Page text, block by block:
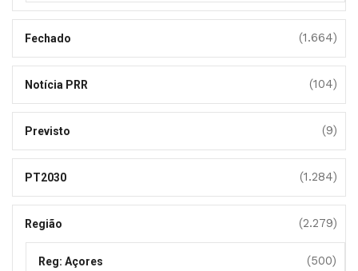
Fechado (1.664)
Notícia PRR (104)
Previsto (9)
PT2030 (1.284)
Região (2.279)
Reg: Açores (500)